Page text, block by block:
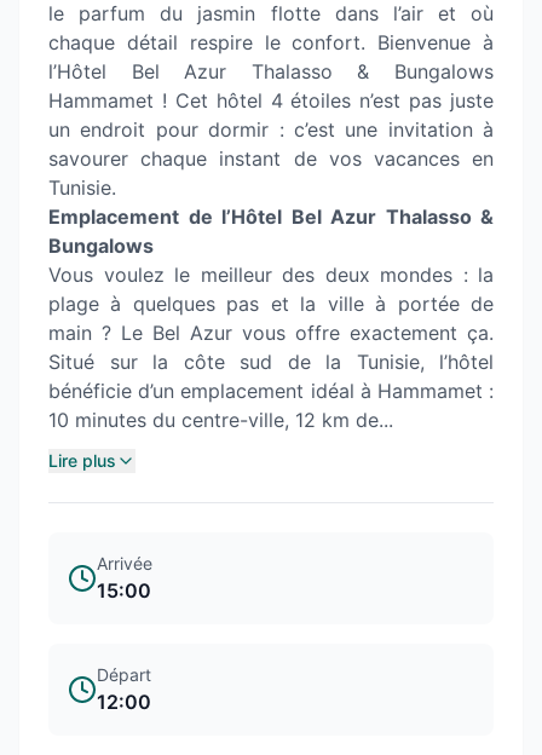
le parfum du jasmin flotte dans l’air et où
chaque détail respire le confort. Bienvenue à
l’Hôtel Bel Azur Thalasso & Bungalows
Hammamet ! Cet hôtel 4 étoiles n’est pas juste
un endroit pour dormir : c’est une invitation à
savourer chaque instant de vos vacances en
Tunisie.
Emplacement de l’Hôtel Bel Azur Thalasso &
Bungalows
Vous voulez le meilleur des deux mondes : la
plage à quelques pas et la ville à portée de
main ? Le Bel Azur vous offre exactement ça.
Situé sur la côte sud de la Tunisie, l’hôtel
bénéficie d’un emplacement idéal à Hammamet :
10 minutes du centre-ville, 12 km de...
Lire plus
Arrivée
15:00
Départ
12:00